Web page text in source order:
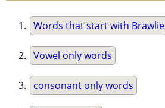
Words that start with Brawlie
Vowel only words
consonant only words